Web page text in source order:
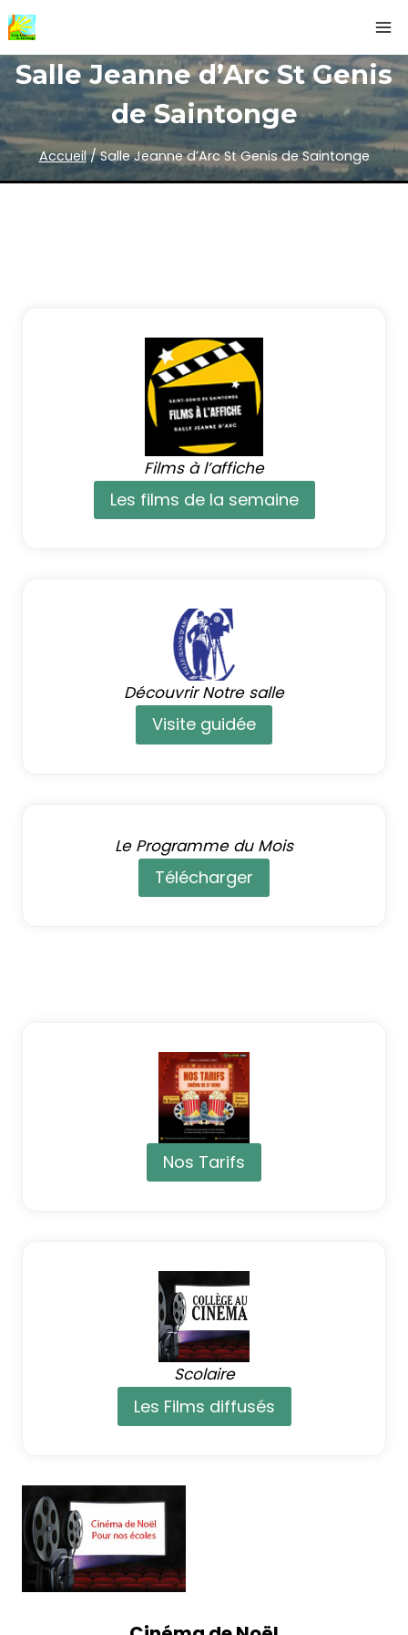
Aller
au
contenu
Salle Jeanne d’Arc St Genis
de Saintonge
Accueil / Salle Jeanne d’Arc St Genis de Saintonge
Films à l’affiche
Les films de la semaine
Découvrir Notre salle
Visite guidée
Le Programme du Mois
Télécharger
Nos Tarifs
Scolaire
Les Films diffusés